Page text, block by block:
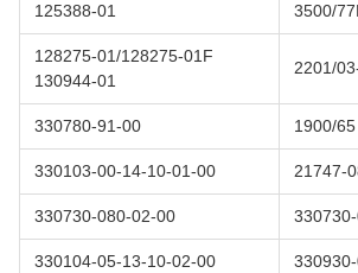
125388-01 3500/
128275-01/128275-01F
130944-01
2201/
330780-91-00 1900/65
330103-00-14-10-01-00 21747-
330730-080-02-00
330104-05-13-10-02-00